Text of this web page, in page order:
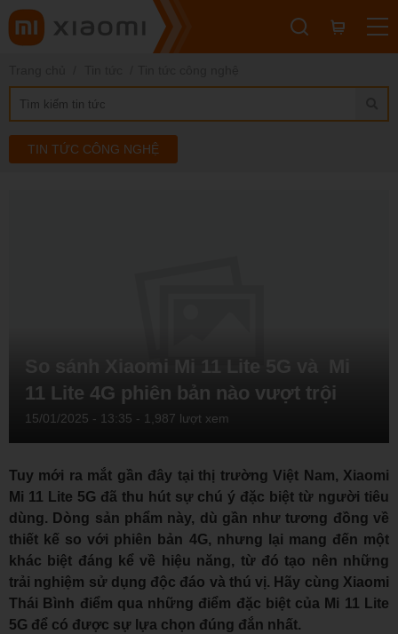
TIN TỨC CÔNG NGHỆ
11 Lite 4G phiên bản nào vượt trội
15/01/2025 - 13:35 - 1,987 lượt xem
Tuy mới ra mắt gần đây tại thị trường Việt Nam, Xiaomi
Mi 11 Lite 5G đã thu hút sự chú ý đặc biệt từ người tiêu
dùng. Dòng sản phẩm này, dù gần như tương đồng về
thiết kế so với phiên bản 4G, nhưng lại mang đến một
khác biệt đáng kể về hiệu năng, từ đó tạo nên những
trải nghiệm sử dụng độc đáo và thú vị. Hãy cùng Xiaomi
Thái Bình điểm qua những điểm đặc biệt của Mi 11 Lite
5G để có được sự lựa chọn đúng đắn nhất.